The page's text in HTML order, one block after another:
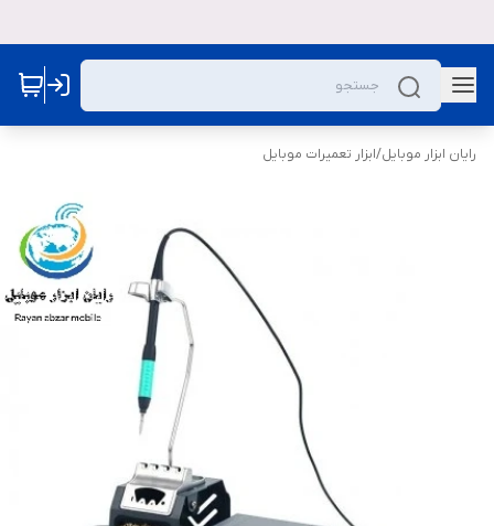
رایان ابزار موبایل/ابزار تعمیرات موبایل